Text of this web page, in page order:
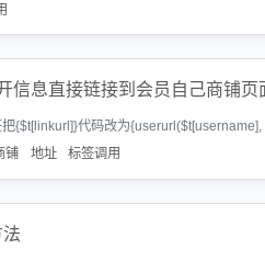
信息直接链接到会员自己商铺页
{$t[linkurl]}代码改为
铺 地址 标签调用